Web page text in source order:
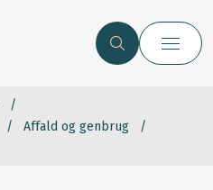
Affald og genbrug